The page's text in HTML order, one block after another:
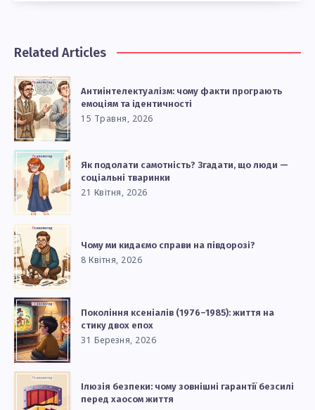
Related Articles
Антиінтелектуалізм: чому факти програють
емоціям та ідентичності
15 Травня, 2026
Як подолати самотність? Згадати, що люди —
соціальні тваринки
21 Квітня, 2026
Чому ми кидаємо справи на півдорозі?
8 Квітня, 2026
Покоління ксеніалів (1976–1985): життя на
стику двох епох
31 Березня, 2026
Ілюзія безпеки: чому зовнішні гарантії безсилі
перед хаосом життя